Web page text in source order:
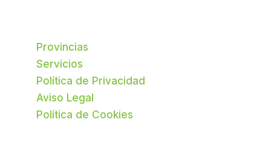
Provincias
Servicios
Política de Privacidad
Aviso Legal
Política de Cookies